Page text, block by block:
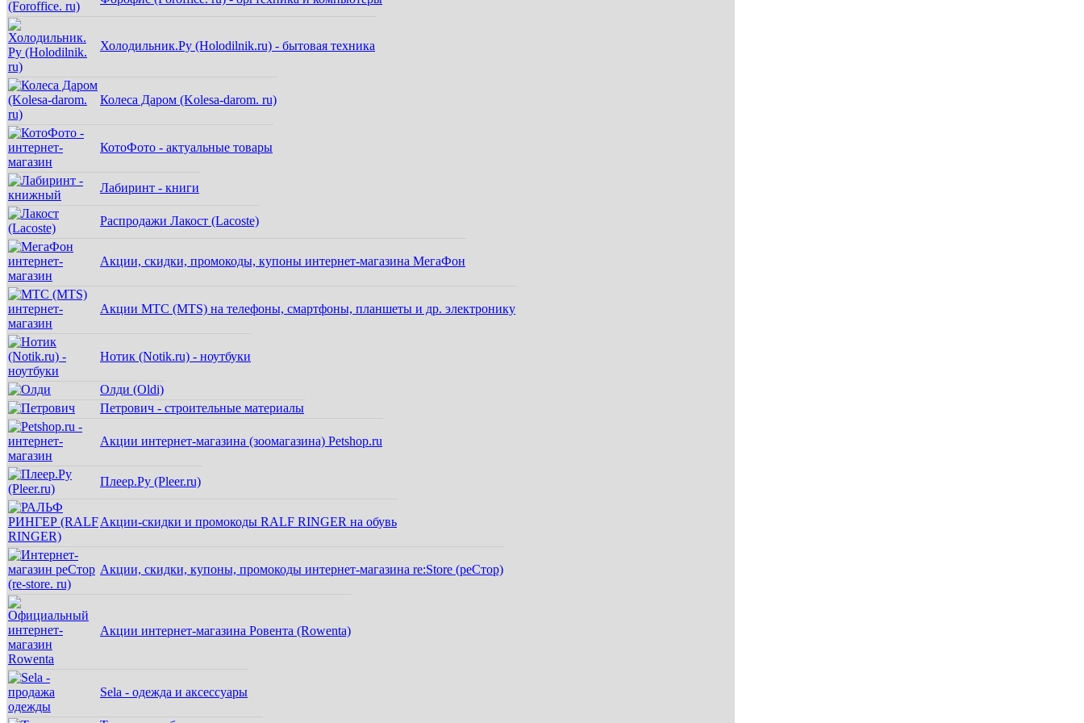
Холодильник.Ру (Holodilnik.ru) - бытовая техника
Колеса Даром (Kolesa-darom. ru)
КотоФото - актуальные товары
Лабиринт - книги
Распродажи Лакост (Lacoste)
Акции, скидки, промокоды, купоны интернет-магазина МегаФон
Акции МТС (MTS) на телефоны, смартфоны, планшеты и др. электронику
Нотик (Notik.ru) - ноутбуки
Олди (Oldi)
Петрович - строительные материалы
Акции интернет-магазина (зоомагазина) Petshop.ru
Плеер.Ру (Pleer.ru)
Акции-скидки и промокоды RALF RINGER на обувь
Акции, скидки, купоны, промокоды интернет-магазина re:Store (реСтор)
Акции интернет-магазина Ровента (Rowenta)
Sela - одежда и аксессуары